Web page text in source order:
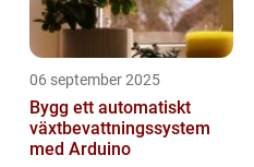
06 september 2025
Bygg ett automatiskt
växtbevattningssystem
med Arduino